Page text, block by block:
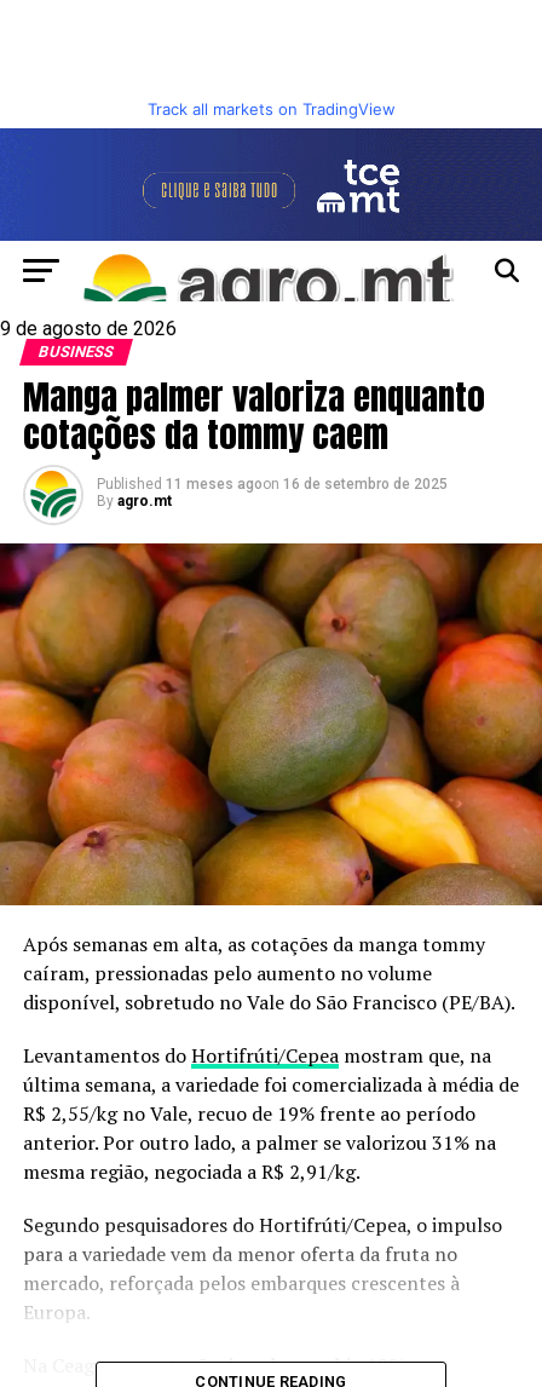
Track all markets on TradingView
9 de agosto de 2026
BUSINESS
Manga palmer valoriza enquanto
cotações da tommy caem
Published 11 meses agoon 16 de setembro de 2025
By agro.mt
Após semanas em alta, as cotações da manga tommy
caíram, pressionadas pelo aumento no volume
disponível, sobretudo no Vale do São Francisco (PE/BA).
Levantamentos doHortifrúti/Cepeamostram que, na
última semana, a variedade foi comercializada à média de
R$ 2,55/kg no Vale, recuo de 19% frente ao período
anterior. Por outro lado, a palmer se valorizou 31% na
mesma região, negociada a R$ 2,91/kg.
Segundo pesquisadores do Hortifrúti/Cepea, o impulso
para a variedade vem da menor oferta da fruta no
mercado, reforçada pelos embarques crescentes à
Europa.
Na Ceagesp, a cotação da palmer subiu 12% no
CONTINUE READING